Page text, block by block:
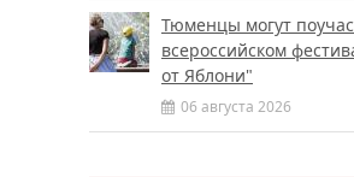
Тюменцы могут
всероссийском
от Яблони"
06 августа 2026